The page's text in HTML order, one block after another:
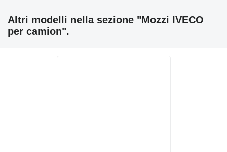
Altri modelli nella sezione "Mozzi IVECO
per camion".